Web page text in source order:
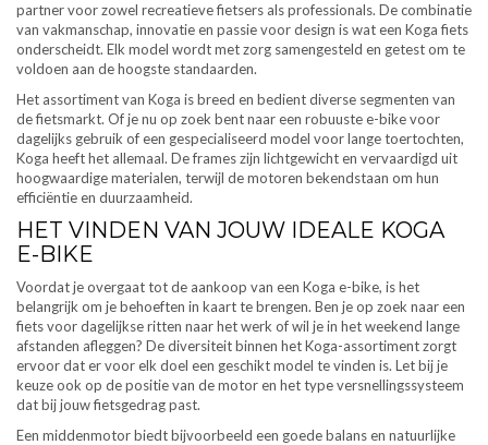
partner voor zowel recreatieve fietsers als professionals. De combinatie
van vakmanschap, innovatie en passie voor design is wat een Koga fiets
onderscheidt. Elk model wordt met zorg samengesteld en getest om te
voldoen aan de hoogste standaarden.
Het assortiment van Koga is breed en bedient diverse segmenten van
de fietsmarkt. Of je nu op zoek bent naar een robuuste e-bike voor
dagelijks gebruik of een gespecialiseerd model voor lange toertochten,
Koga heeft het allemaal. De frames zijn lichtgewicht en vervaardigd uit
hoogwaardige materialen, terwijl de motoren bekendstaan om hun
efficiëntie en duurzaamheid.
HET VINDEN VAN JOUW IDEALE KOGA
E-BIKE
Voordat je overgaat tot de aankoop van een Koga e-bike, is het
belangrijk om je behoeften in kaart te brengen. Ben je op zoek naar een
fiets voor dagelijkse ritten naar het werk of wil je in het weekend lange
afstanden afleggen? De diversiteit binnen het Koga-assortiment zorgt
ervoor dat er voor elk doel een geschikt model te vinden is. Let bij je
keuze ook op de positie van de motor en het type versnellingssysteem
dat bij jouw fietsgedrag past.
Een middenmotor biedt bijvoorbeeld een goede balans en natuurlijke